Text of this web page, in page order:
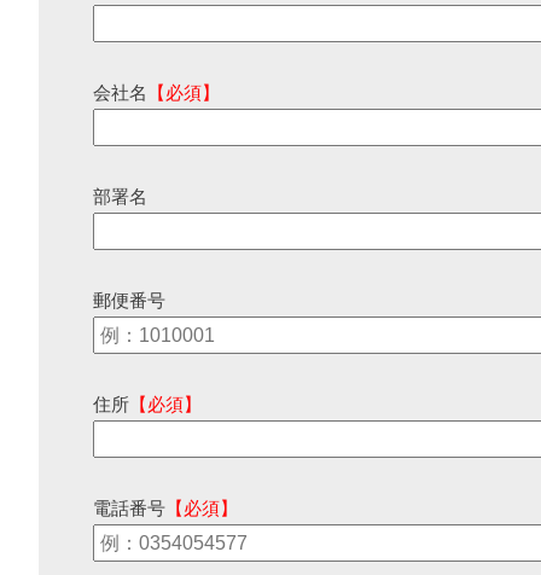
会社名 【必須】
部署名
郵便番号
住所 【必須】
電話番号 【必須】